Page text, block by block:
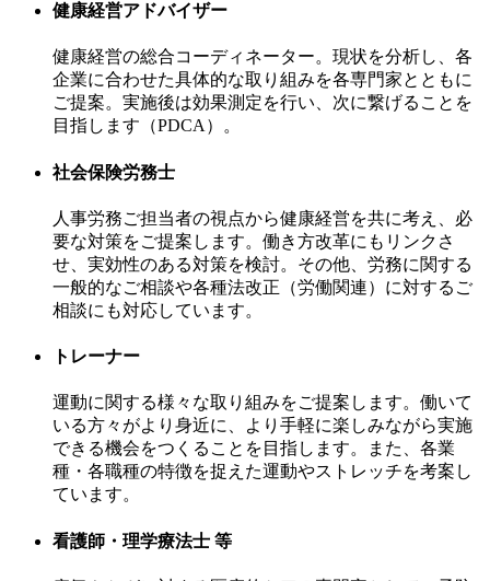
健康経営アドバイザー
健康経営の総合コーディネーター。現状を分析し、各
企業に合わせた具体的な取り組みを各専門家とともに
ご提案。実施後は効果測定を行い、次に繋げることを
目指します（PDCA）。
社会保険労務士
人事労務ご担当者の視点から健康経営を共に考え、必
要な対策をご提案します。働き方改革にもリンクさ
せ、実効性のある対策を検討。その他、労務に関する
一般的なご相談や各種法改正（労働関連）に対するご
相談にも対応しています。
トレーナー
運動に関する様々な取り組みをご提案します。働いて
いる方々がより身近に、より手軽に楽しみながら実施
できる機会をつくることを目指します。また、各業
種・各職種の特徴を捉えた運動やストレッチを考案し
ています。
看護師・理学療法士 等